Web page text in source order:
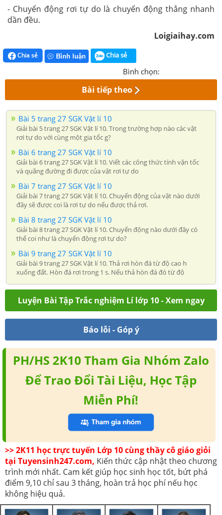
- Chuyển động rơi tự do là chuyển động thẳng nhanh
dần đều.
Loigiaihay.com
Chia sẻ Bình luận Chia sẻ
Bình chọn:
Bài tiếp theo
Bài 5 trang 27 SGK Vật lí 10
Giải bài 5 trang 27 SGK Vật lí 10. Trong trường hợp nào các vật
rơi tự do với cùng một gia tốc g?
Bài 6 trang 27 SGK Vật lí 10
Giải bài 6 trang 27 SGK Vật lí 10. Viết các công thức tính vận tốc
và quãng đường đi được của vật rơi tự do
Bài 7 trang 27 SGK Vật lí 10
Giải bài 7 trang 27 SGK Vật lí 10. Chuyển động của vật nào dưới
đây sẽ được coi là rơi tự do nếu được thả rơi.
Bài 8 trang 27 SGK Vật lí 10
Giải bài 8 trang 27 SGK Vật lí 10. Chuyển động nào dưới đây có
thể coi như là chuyển động rơi tự do?
Bài 9 trang 27 SGK Vật lí 10
Giải bài 9 trang 27 SGK Vật lí 10. Thả rơi hòn đá từ độ cao h
xuống đất. Hòn đá rơi trong 1 s. Nếu thả hòn đá đó từ độ
Luyện Bài Tập Trắc nghiệm Lí lớp 10 - Xem ngay
Báo lỗi - Góp ý
PH/HS 2K10 Tham Gia Nhóm Zalo
Để Trao Đổi Tài Liệu, Học Tập
Miễn Phí!
>> 2K11 học trực tuyến Lớp 10 cùng thầy cô giáo giỏi
tại Tuyensinh247.com, Kiến thức cập nhật theo chương
trình mới nhất. Cam kết giúp học sinh học tốt, bứt phá
điểm 9,10 chỉ sau 3 tháng, hoàn trả học phí nếu học
không hiệu quả.